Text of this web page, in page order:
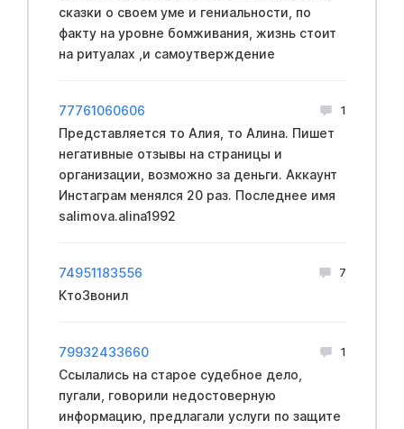
сказки о своем уме и гениальности, по
факту на уровне бомживания, жизнь стоит
на ритуалах ,и самоутверждение
77761060606 1
Представляется то Алия, то Алина. Пишет
негативные отзывы на страницы и
организации, возможно за деньги. Аккаунт
Инстаграм менялся 20 раз. Последнее имя
salimova.alina1992
74951183556 7
КтоЗвонил
79932433660 1
Ссылались на старое судебное дело,
пугали, говорили недостоверную
информацию, предлагали услуги по защите